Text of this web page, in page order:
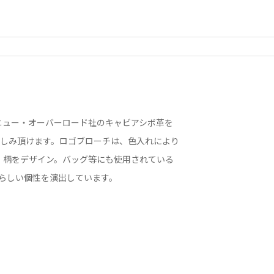
ー・オーバーロード社のキャビアシボ革を
み頂けます。ロゴブローチは、色入れにより
をデザイン。バッグ等にも使用されている
い個性を演出しています。